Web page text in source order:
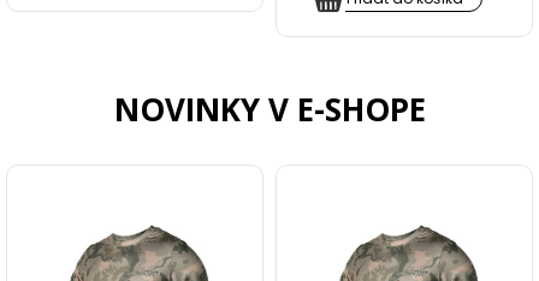
NOVINKY V E-SHOPE
BIVAKY A PRÍSTREŠKY
PREHOZY, DOPLNKY K BIVAKOM
DÁŽDNIKY